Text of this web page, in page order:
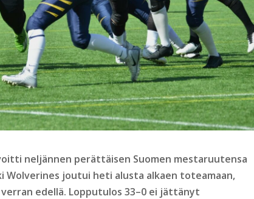
neljännen perättäisen Suomen mestaruutensa
joutui heti alusta alkaen toteamaan,
edellä. Lopputulos 33–0 ei jättänyt